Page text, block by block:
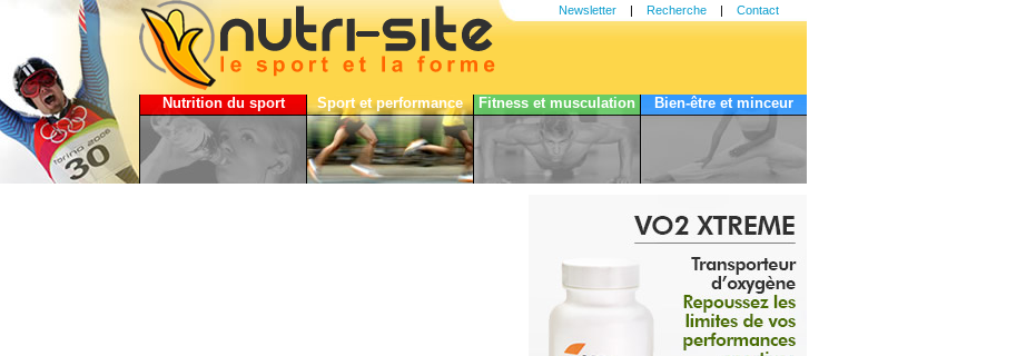
Newsletter | Recherche | Contact
Nutrition du sport Sport et performance Fitness et musculation Bien-être et minceur